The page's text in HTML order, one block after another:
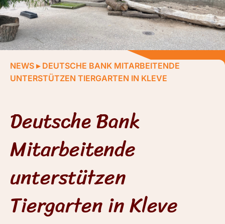
NEWS ▸ DEUTSCHE BANK MITARBEITENDE
UNTERSTÜTZEN TIERGARTEN IN KLEVE
Deutsche Bank
Mitarbeitende
unterstützen
Tiergarten in Kleve